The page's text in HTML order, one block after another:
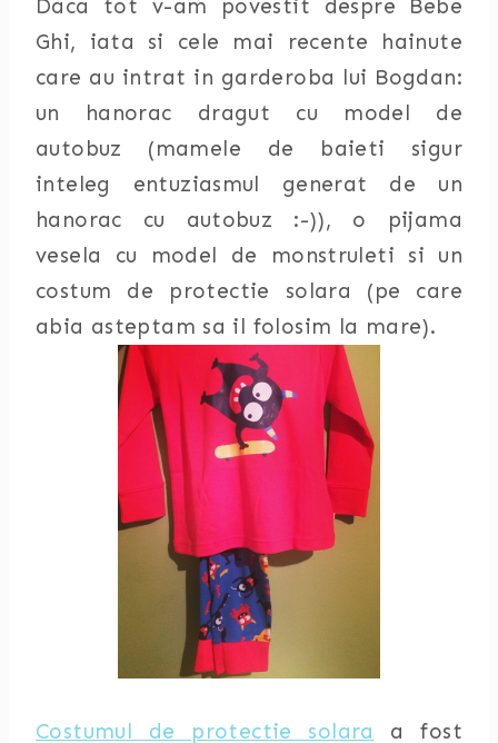
Daca tot v-am povestit despre Bebe
Ghi, iata si cele mai recente hainute
care au intrat in garderoba lui Bogdan:
un hanorac dragut cu model de
autobuz (mamele de baieti sigur
inteleg entuziasmul generat de un
hanorac cu autobuz :-)), o pijama
vesela cu model de monstruleti si un
costum de protectie solara (pe care
abia asteptam sa il folosim la mare).
Costumul de protectie solara
a fost